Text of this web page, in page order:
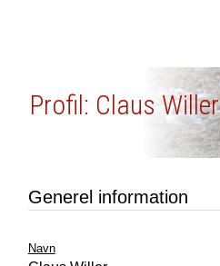
Profil: Claus Willer
Generel information
Navn